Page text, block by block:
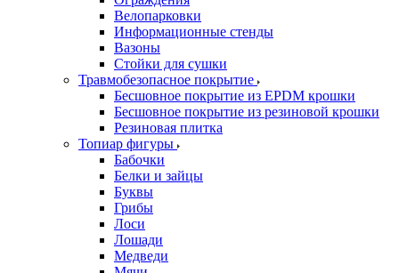
Велопарковки
Информационные стенды
Вазоны
Стойки для сушки
Травмобезопасное покрытие
Бесшовное покрытие из EPDM крошки
Бесшовное покрытие из резиновой крошки
Резиновая плитка
Топиар фигуры
Бабочки
Белки и зайцы
Буквы
Грибы
Лоси
Лошади
Медведи